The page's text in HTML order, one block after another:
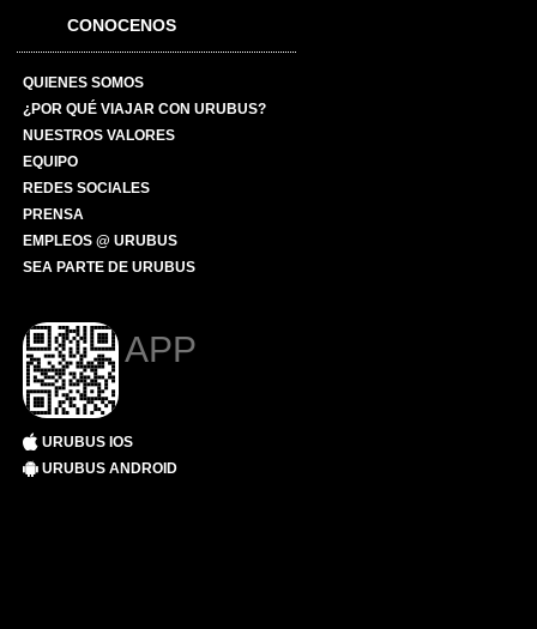
CONOCENOS
QUIENES SOMOS
¿POR QUÉ VIAJAR CON URUBUS?
NUESTROS VALORES
EQUIPO
REDES SOCIALES
PRENSA
EMPLEOS @ URUBUS
SEA PARTE DE URUBUS
APP
URUBUS IOS
URUBUS ANDROID